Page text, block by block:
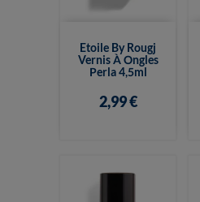
Etoile By Rougj
Vernis À Ongles
Perla 4,5ml
2,99 €